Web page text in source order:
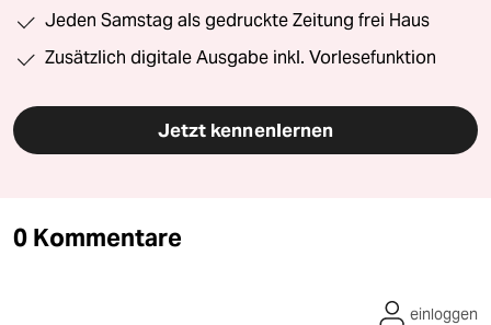
Jeden Samstag als gedruckte Zeitung frei Haus
Zusätzlich digitale Ausgabe inkl. Vorlesefunktion
Jetzt kennenlernen
0 Kommentare
einloggen